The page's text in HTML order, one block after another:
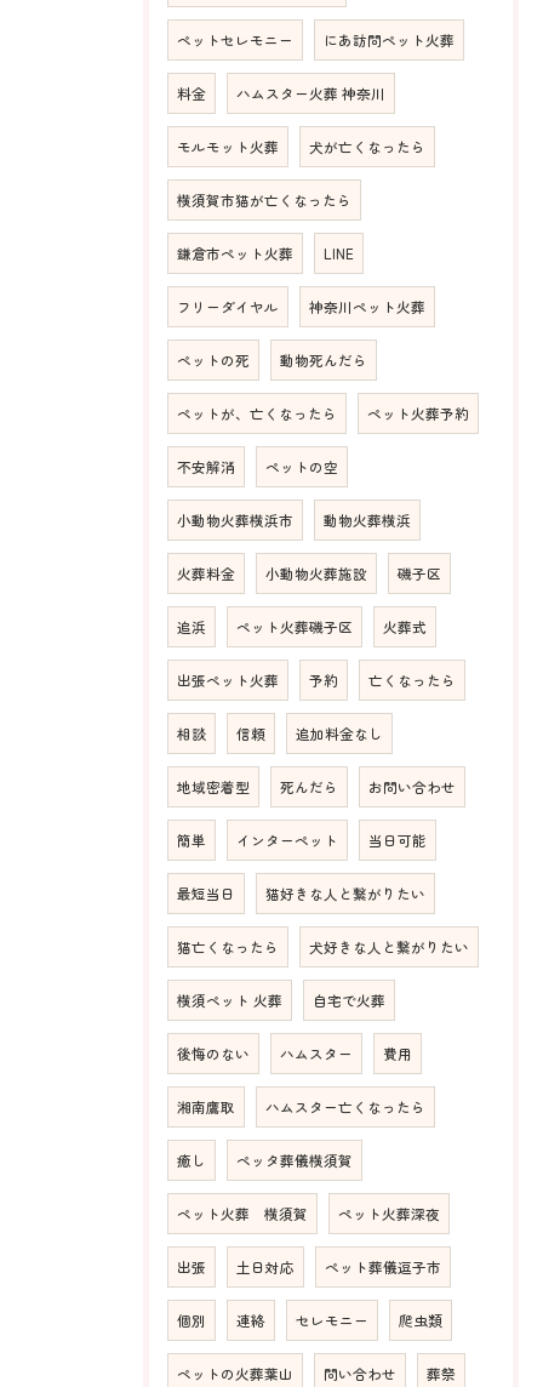
ペットセレモニー にあ訪問ペット火葬
料金 ハムスター火葬 神奈川
モルモット火葬 犬が亡くなったら
横須賀市猫が亡くなったら
鎌倉市ペット火葬 LINE
フリーダイヤル 神奈川ペット火葬
ペットの死 動物死んだら
ペットが、亡くなったら ペット火葬予約
不安解消 ペットの空
小動物火葬横浜市 動物火葬横浜
火葬料金 小動物火葬施設 磯子区
追浜 ペット火葬磯子区 火葬式
出張ペット火葬 予約 亡くなったら
相談 信頼 追加料金なし
地域密着型 死んだら お問い合わせ
簡単 インターペット 当日可能
最短当日 猫好きな人と繋がりたい
猫亡くなったら 犬好きな人と繋がりたい
横須ペット 火葬 自宅で火葬
後悔のない ハムスター 費用
湘南鷹取 ハムスター亡くなったら
癒し ペッタ葬儀横須賀
ペット火葬 横須賀 ペット火葬深夜
出張 土日対応 ペット葬儀逗子市
個別 連絡 セレモニー 爬虫類
ペットの火葬葉山 問い合わせ 葬祭